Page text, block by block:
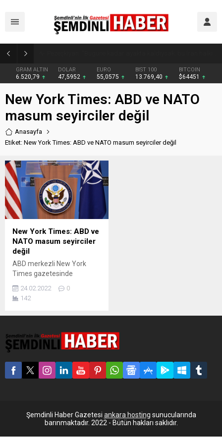
GRAM ALTIN
6.520,79
DOLAR
47,5952
EURO
55,0575
BIST 100
13.769,40
BITCOIN
$64451
New York Times: ABD ve NATO
masum seyirciler değil
Anasayfa
Etiket: New York Times: ABD ve NATO masum seyirciler değil
New York Times: ABD ve
NATO masum seyirciler
değil
ABD merkezli New York
Times gazetesinde
NATO ve ABD’nin Rusya’yı
kışkırtan hareketlerinin
belirtildi. The New York
Times yazarı Thomas L.
Friedman “Bu Putin’in
Savaşı. Lakin ABD ve NATO
da masum seyirciler
24.02.2022
0
142
Şemdinli Haber Gazetesi ankara hosting sunucularında
barınmaktadır. 2022 - Bütün hakları saklıdır.